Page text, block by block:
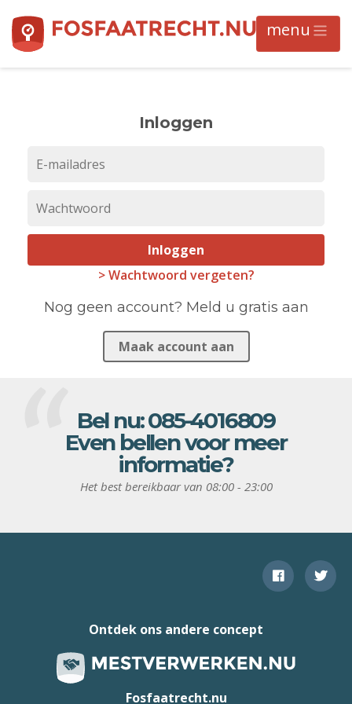
Inloggen
Inloggen
> Wachtwoord vergeten?
Nog geen account? Meld u gratis aan
Maak account aan
Bel nu:085-4016809
Even bellen voor meer
informatie?
Het best bereikbaar van 08:00 - 23:00
Fosfaatrecht.nu
Ontdek ons andere concept